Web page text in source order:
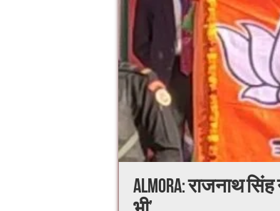
Almora: राजनाथ सिंह